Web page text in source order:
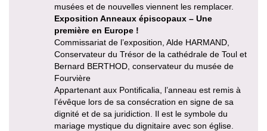
musées et de nouvelles viennent les remplacer.
Exposition Anneaux épiscopaux – Une
première en Europe !
Commissariat de l’exposition, Alde HARMAND,
Conservateur du Trésor de la cathédrale de Toul et
Bernard BERTHOD, conservateur du musée de
Fourvière
Appartenant aux Pontificalia, l’anneau est remis à
l’évêque lors de sa consécration en signe de sa
dignité et de sa juridiction. Il est le symbole du
mariage mystique du dignitaire avec son église.